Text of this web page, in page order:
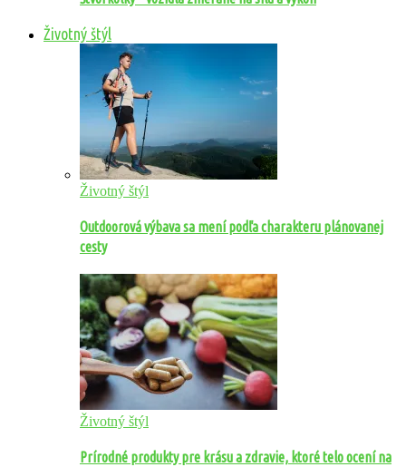
Životný štýl
Životný štýl
Outdoorová výbava sa mení podľa charakteru plánovanej
cesty
Životný štýl
Prírodné produkty pre krásu a zdravie, ktoré telo ocení na